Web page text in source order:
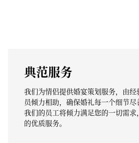
典范服务
我们为情侣提供婚宴策划服务，由
员倾力相助，确保婚礼每一个细节尽
我们的员工将倾力满足您的一切需
的优质服务。